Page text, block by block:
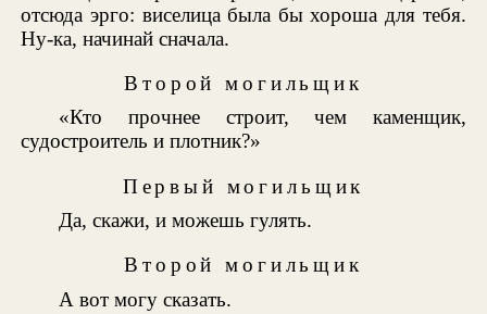
отсюда эрго: виселица была бы хороша для тебя.
Ну-ка, начинай сначала.
Второй могильщик
«Кто прочнее строит, чем каменщик,
судостроитель и плотник?»
Первый могильщик
Да, скажи, и можешь гулять.
Второй могильщик
А вот могу сказать.